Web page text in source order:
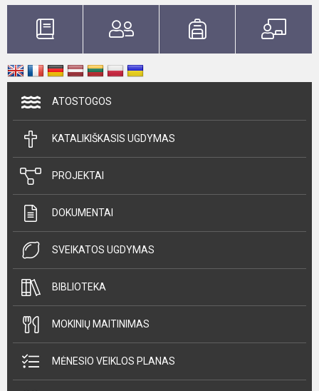
ATOSTOGOS
KATALIKIŠKASIS UGDYMAS
PROJEKTAI
DOKUMENTAI
SVEIKATOS UGDYMAS
BIBLIOTEKA
MOKINIŲ MAITINIMAS
MĖNESIO VEIKLOS PLANAS